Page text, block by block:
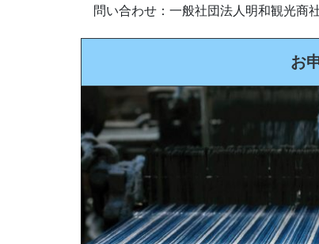
問い合わせ：一般社団法人明和観光
お